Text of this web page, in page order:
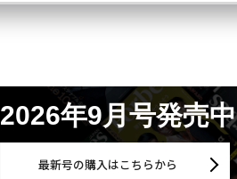
2026年9月号発売中
最新号の購入はこちらから